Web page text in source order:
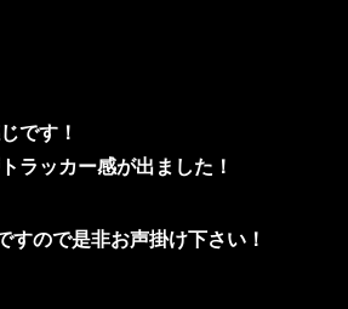
です！
ラッカー感が出ました！
ので是非お声掛け下さい！